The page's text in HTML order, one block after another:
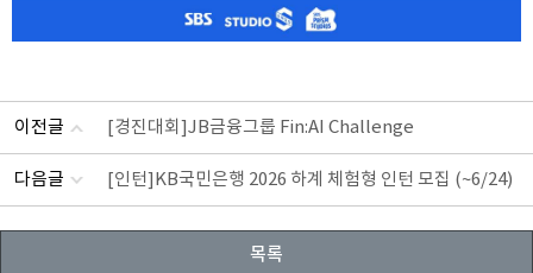
이전글 [경진대회]JB금융그룹 Fin:AI Challenge
다음글 [인턴]KB국민은행 2026 하계 체험형 인턴 모집 (~6/24)
목록